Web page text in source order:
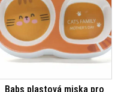
Babs plastová miska pro